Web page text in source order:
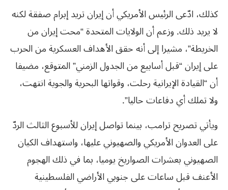
كذلك، ادّعى الرئيس الأمريكي أن إيران تريد إبرام صفقة لكنه
لا يريد ذلك. وزعم أن الولايات المتحدة “محت إيران من
الخريطة”، مشيرا إلى أنه حقق الأهداف العسكرية من الحرب
على إيران “قبل أسابيع من الجدول الزمني” المتوقع، مضيفا
أن “القيادة الإيرانية رحلت، وقواتها البحرية والجوية انتهت،
ولا تملك أي دفاعات حاليا”.
ويأتي تصريح ترامب، بينما تواصل إيران للأسبوع الثالث الردّ
على العدوان الأمريكي والصهيوني عليها، واستهداف الكيان
الصهيوني بعشرات الصواريخ يوميا، بما في ذلك الهجوم
الأعنف قبل ساعات على جنوبي الأراضي الفلسطينية